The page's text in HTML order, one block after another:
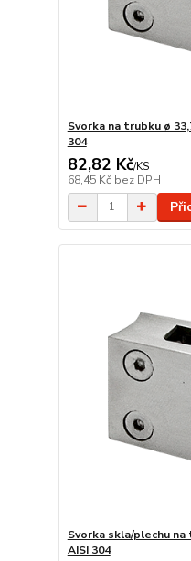
Svorka na trubku ø
304
82,82 Kč/KS
68,45 Kč bez DPH
Svorka skla/plechu
AISI 304